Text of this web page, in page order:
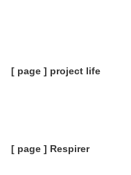
[ page ] project life
[ page ] Respirer